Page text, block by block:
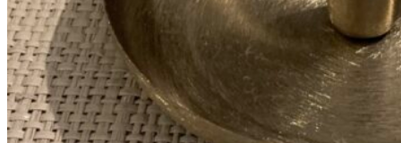
368DKKTilføj til kurv
Se kurv Kasse